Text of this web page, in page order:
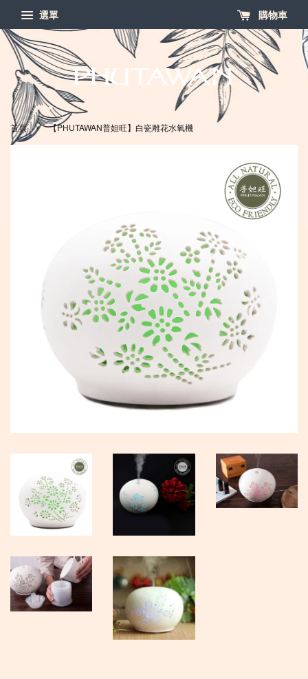
選單 購物車
首頁 › 【PHUTAWAN普妲旺】白瓷雕花水氧機